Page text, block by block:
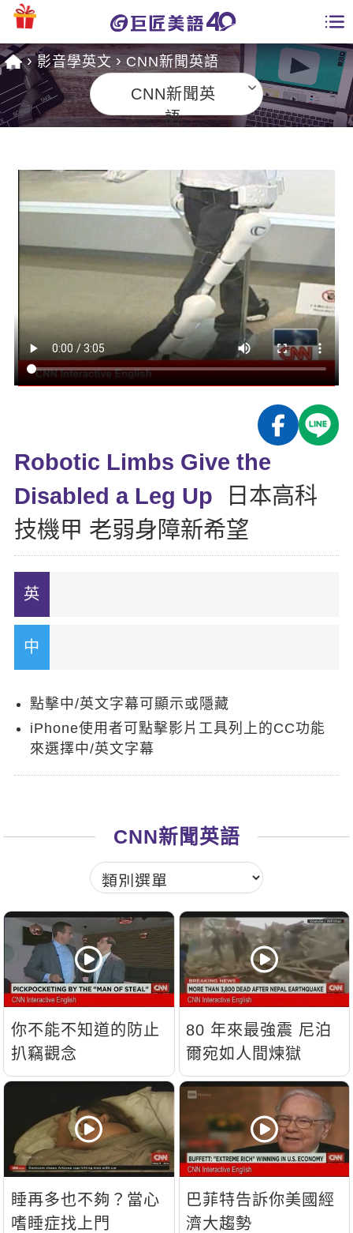
課程總覽
英文課程總表
商用英文
TOEIC 多益課程
IELTS 雅思課程
能力養成
自然發音
開口溜英文
旅遊英文
基礎字彙
情境閱讀
新聞英文
特色課程
英語俱樂部
ECAM
Let's Talk
日語
韓語
西班牙語
更多
一對一家教
企業訓練
全國分校
免費資源
多益秒學堂
影音學英文
學習分享
學員故事
活動花絮
校園贊助
學員專區
Recruiting
影音學英文 CNN新聞英語
CNN新聞英
語
Robotic Limbs Give the
Disabled a Leg Up
日本高科
技機甲 老弱身障新希望
點擊中/英文字幕可顯示或隱藏
iPhone使用者可點擊影片工具列上的CC功能
來選擇中/英文字幕
CNN新聞英語
你不能不知道的防止
扒竊觀念
80 年來最強震 尼泊
爾宛如人間煉獄
睡再多也不夠？當心
嗜睡症找上門
巴菲特告訴你美國經
濟大趨勢